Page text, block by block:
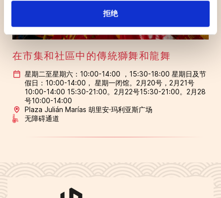
拒绝
在市集和社區中的傳統獅舞和龍舞
星期二至星期六：10:00-14:00 ，15:30-18:00 星期日及节
假日：10:00-14:00， 星期一闭馆。2月20号，2月21号
10:00-14:00 15:30-21:00。2月22号15:30-21:00。2月28
号10:00-14:00
Plaza Julián Marías 胡里安·玛利亚斯广场
无障碍通道